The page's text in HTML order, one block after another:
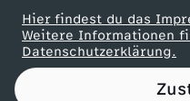
Hier findest du das
Weitere Informationen
Datenschutzerklärung.
a
t
Partner